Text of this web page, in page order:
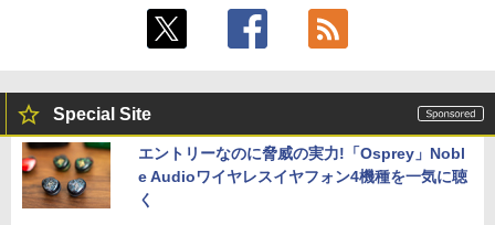
Special Site
エントリーなのに脅威の実力!「Osprey」Nobl
e Audioワイヤレスイヤフォン4機種を一気に聴
く